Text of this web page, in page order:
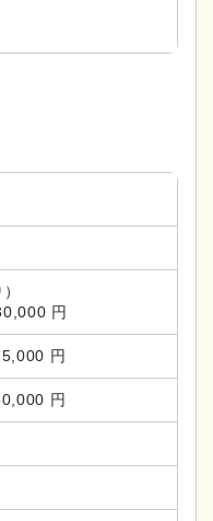
円
円
円